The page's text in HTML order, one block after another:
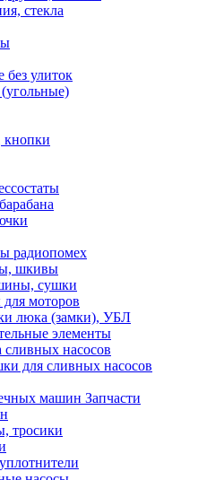
стекла
улиток
кнопки
радиопомех
шкивы
сушки
для моторов
люка (замки), УБЛ
элементы
сливных насосов
для сливных насосов
Запчасти
тросики